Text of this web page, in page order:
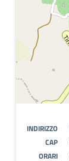
INDIRIZZO
CAP
ORARI